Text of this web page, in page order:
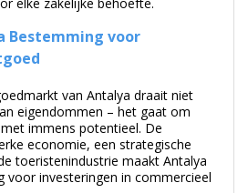
Bestemming voor
van Antalya draait niet
eigendommen – het gaat om
immens potentieel. De
economie, een strategische
toeristenindustrie maakt Antalya
investeringen in commercieel